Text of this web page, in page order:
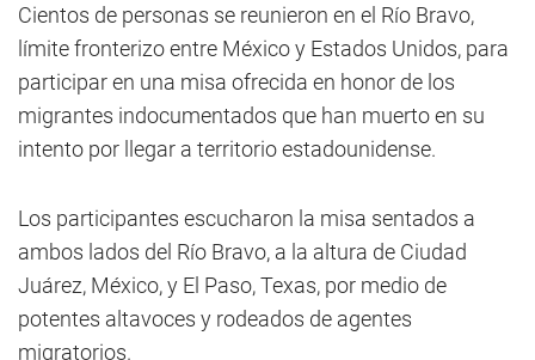
Cientos de personas se reunieron en el Río Bravo,
límite fronterizo entre México y Estados Unidos, para
participar en una misa ofrecida en honor de los
migrantes indocumentados que han muerto en su
intento por llegar a territorio estadounidense.
Los participantes escucharon la misa sentados a
ambos lados del Río Bravo, a la altura de Ciudad
Juárez, México, y El Paso, Texas, por medio de
potentes altavoces y rodeados de agentes
migratorios.